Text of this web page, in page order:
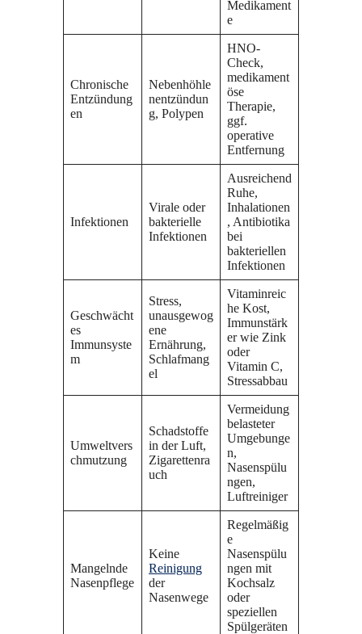
Medikament
e
Chronische
Entzündung
en
Nebenhöhle
nentzündun
g, Polypen
HNO-
Check,
medikament
öse
Therapie,
ggf.
operative
Entfernung
Infektionen
Virale oder
bakterielle
Infektionen
Ausreichend
Ruhe,
Inhalationen
, Antibiotika
bei
bakteriellen
Infektionen
Geschwächt
es
Immunsyste
m
Stress,
unausgewog
ene
Ernährung,
Schlafmang
el
Vitaminreic
he Kost,
Immunstärk
er wie Zink
oder
Vitamin C,
Stressabbau
Umweltvers
chmutzung
Schadstoffe
in der Luft,
Zigarettenra
uch
Vermeidung
belasteter
Umgebunge
n,
Nasenspülu
ngen,
Luftreiniger
Mangelnde
Nasenpflege
Keine
Reinigung
der
Nasenwege
Regelmäßig
e
Nasenspülu
ngen mit
Kochsalz
oder
speziellen
Spülgeräten